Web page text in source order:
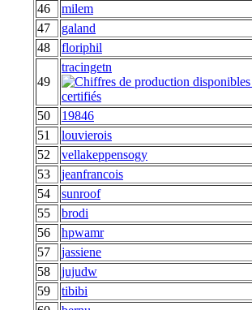
46
milem
47
galand
48
floriphil
49
tracingetn
50
19846
51
louvierois
52
vellakeppensogy
53
jeanfrancois
54
sunroof
55
brodi
56
hpwamr
57
jassiene
58
jujudw
59
tibibi